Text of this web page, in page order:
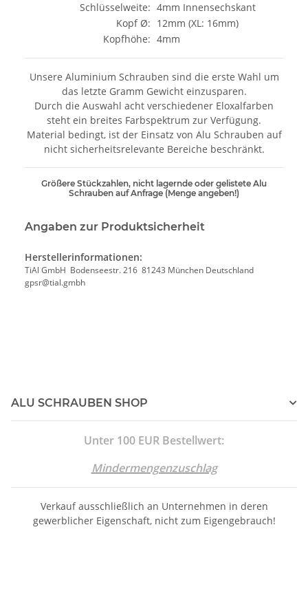
Schlüsselweite: 4mm Innensechskant
Kopf Ø: 12mm (XL: 16mm)
Kopfhöhe: 4mm
Unsere Aluminium Schrauben sind die erste Wahl um
das letzte Gramm Gewicht einzusparen.
Durch die Auswahl acht verschiedener Eloxalfarben
steht ein breites Farbspektrum zur Verfügung.
Material bedingt, ist der Einsatz von Alu Schrauben auf
nicht sicherheitsrelevante Bereiche beschränkt.
Größere Stückzahlen, nicht lagernde oder gelistete Alu
Schrauben auf Anfrage (Menge angeben!)
Angaben zur Produktsicherheit
Herstellerinformationen:
TiAl GmbH Bodenseestr. 216 81243 München Deutschland
gpsr@tial.gmbh
ALU SCHRAUBEN SHOP
Unter 100 EUR Bestellwert:
Mindermengenzuschlag
Verkauf ausschließlich an Unternehmen in deren
gewerblicher Eigenschaft, nicht zum Eigengebrauch!